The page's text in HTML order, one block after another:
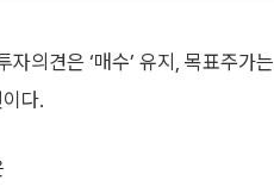
의견은 ‘매수’ 유지, 목표주가는
다.